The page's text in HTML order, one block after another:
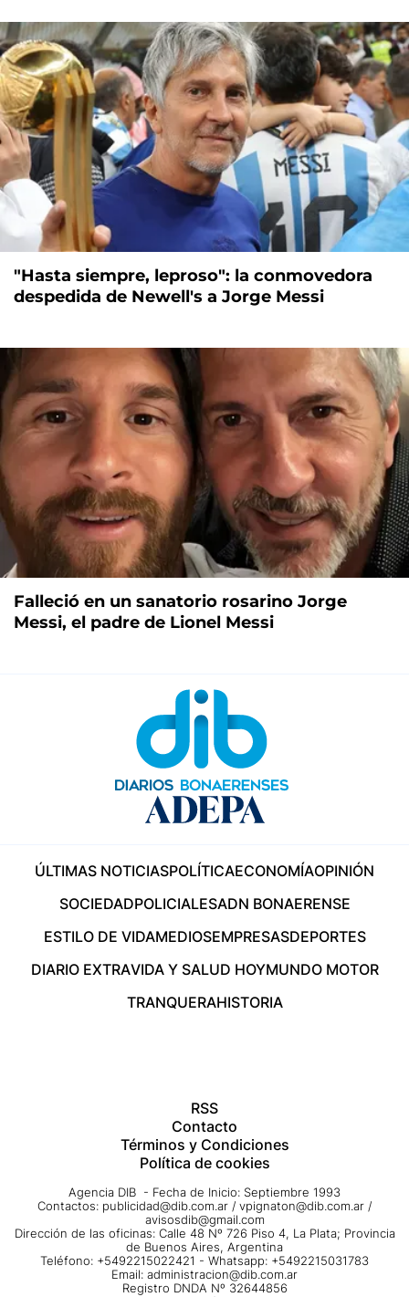
"Hasta siempre, leproso": la conmovedora
despedida de Newell's a Jorge Messi
Falleció en un sanatorio rosarino Jorge
Messi, el padre de Lionel Messi
ÚLTIMAS NOTICIASPOLÍTICAECONOMÍAOPINIÓN
SOCIEDADPOLICIALESADN BONAERENSE
ESTILO DE VIDAMEDIOSEMPRESASDEPORTES
DIARIO EXTRAVIDA Y SALUD HOYMUNDO MOTOR
TRANQUERAHISTORIA
RSS
Contacto
Términos y Condiciones
Política de cookies
Agencia DIB - Fecha de Inicio: Septiembre 1993
Contactos: publicidad@dib.com.ar / vpignaton@dib.com.ar /
avisosdib@gmail.com
Dirección de las oficinas: Calle 48 Nº 726 Piso 4, La Plata; Provincia
de Buenos Aires, Argentina
Teléfono: +5492215022421 - Whatsapp: +5492215031783
Email: administracion@dib.com.ar
Registro DNDA Nº 32644856